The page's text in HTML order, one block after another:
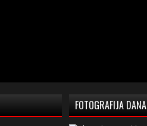
FOTOGRAFIJA DANA